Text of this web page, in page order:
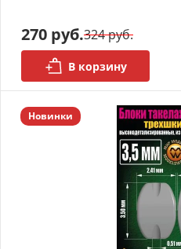
270 руб.324 руб.
В корзину
Новинки